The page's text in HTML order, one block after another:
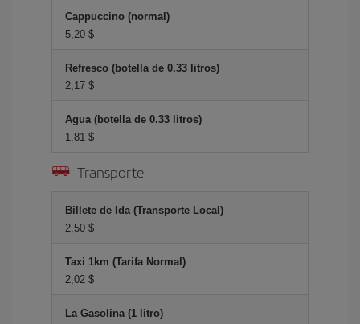
Cappuccino (normal)
5,20 $
Refresco (botella de 0.33 litros)
2,17 $
Agua (botella de 0.33 litros)
1,81 $
Transporte
Billete de Ida (Transporte Local)
2,50 $
Taxi 1km (Tarifa Normal)
2,02 $
La Gasolina (1 litro)